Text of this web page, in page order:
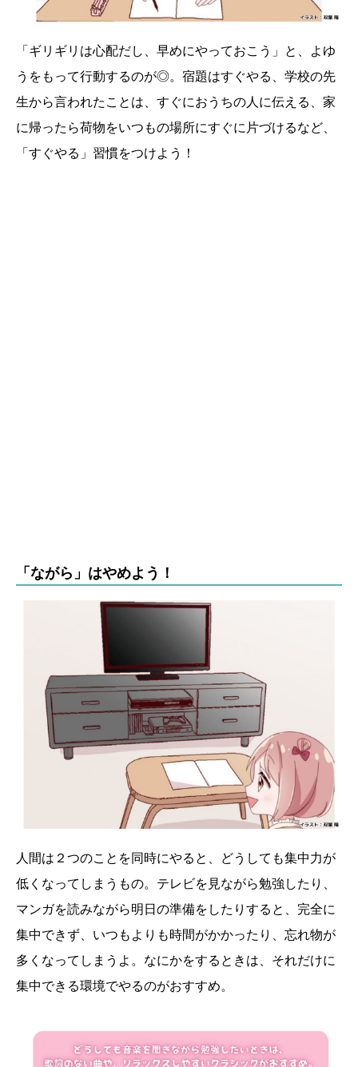
「ギリギリは心配だし、早めにやっておこう」と、よゆ
うをもって行動するのが◎。宿題はすぐやる、学校の先
生から言われたことは、すぐにおうちの人に伝える、家
に帰ったら荷物をいつもの場所にすぐに片づけるなど、
「すぐやる」習慣をつけよう！
「ながら」はやめよう！
人間は２つのことを同時にやると、どうしても集中力が
低くなってしまうもの。テレビを見ながら勉強したり、
マンガを読みながら明日の準備をしたりすると、完全に
集中できず、いつもよりも時間がかかったり、忘れ物が
多くなってしまうよ。なにかをするときは、それだけに
集中できる環境でやるのがおすすめ。